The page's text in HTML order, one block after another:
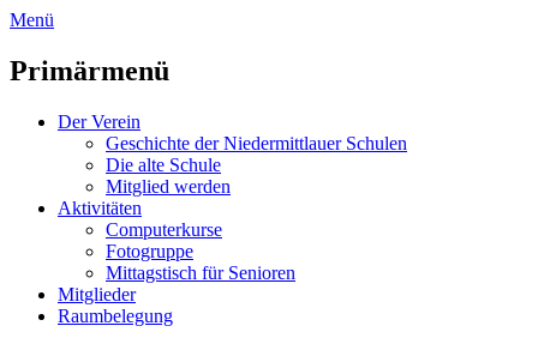
zum
überspringen
Menü
Primärmenü
Der Verein
Geschichte der Niedermittlauer Schulen
Die alte Schule
Mitglied werden
Aktivitäten
Computerkurse
Fotogruppe
Mittagstisch für Senioren
Mitglieder
Raumbelegung